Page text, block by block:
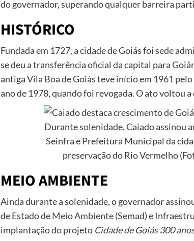
do governador, superando qualquer barreira
HISTÓRICO
Fundada em 1727, a cidade de Goiás foi sede
se deu a transferência oficial da capital para
antiga Vila Boa de Goiás teve início em 1961
ano de 1978, quando foi revogada. O ato voltou
Durante solenidade, Caiado assinou
Seinfra e Prefeitura Municipal da
preservação do Rio Vermelho
MEIO AMBIENTE
Ainda durante a solenidade, o governador
de Estado deMeio Ambiente (Semad)e
implantação do projeto Cidade de Goiás 300